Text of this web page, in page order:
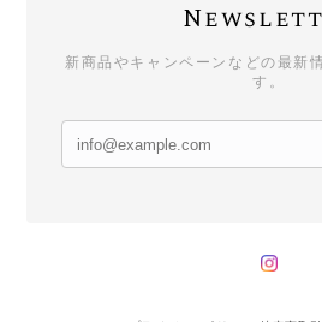
新商品やキャンペーンなどの最新
す。